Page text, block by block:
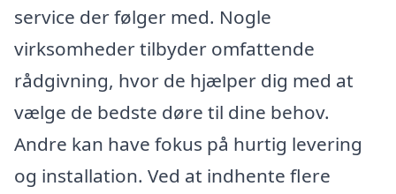
service der følger med. Nogle
virksomheder tilbyder omfattende
rådgivning, hvor de hjælper dig med at
vælge de bedste døre til dine behov.
Andre kan have fokus på hurtig levering
og installation. Ved at indhente flere